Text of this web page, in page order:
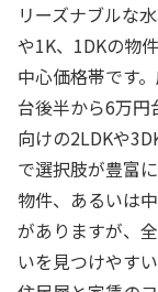
リーズナブルな
や1K、1DKの物
中心価格帯です
台後半から6万円
向けの2LDKや
で選択肢が豊富
物件、あるいは
がありますが、
いを見つけやす